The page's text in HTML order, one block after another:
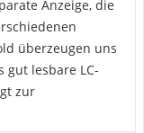
Anzeige, die
überzeugen uns
lesbare LC-
zur